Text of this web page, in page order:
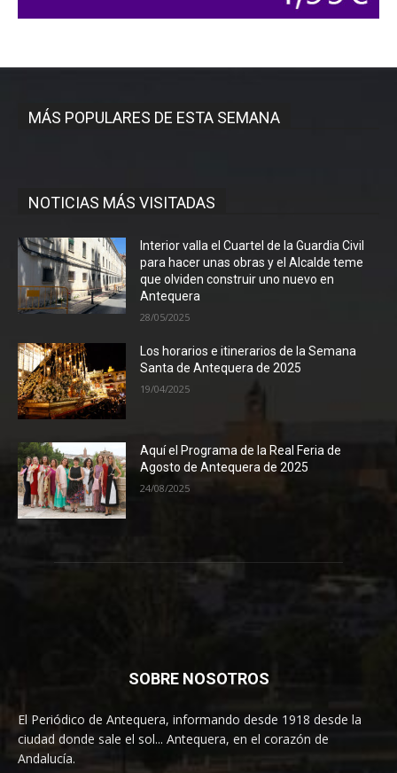
MÁS POPULARES DE ESTA SEMANA
NOTICIAS MÁS VISITADAS
Interior valla el Cuartel de la Guardia Civil
para hacer unas obras y el Alcalde teme
que olviden construir uno nuevo en
Antequera
28/05/2025
Los horarios e itinerarios de la Semana
Santa de Antequera de 2025
19/04/2025
Aquí el Programa de la Real Feria de
Agosto de Antequera de 2025
24/08/2025
SOBRE NOSOTROS
El Periódico de Antequera, informando desde 1918 desde la
ciudad donde sale el sol... Antequera, en el corazón de
Andalucía.